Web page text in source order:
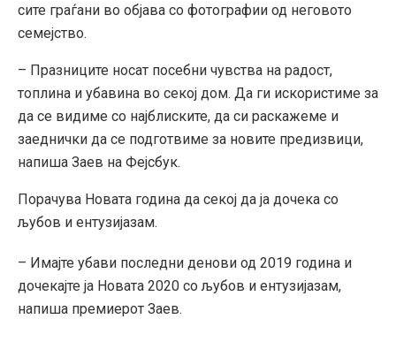
сите граѓани во објава со фотографии од неговото
семејство.
– Празниците носат посебни чувства на радост,
топлина и убавина во секој дом. Да ги искористиме за
да се видиме со најблиските, да си раскажеме и
заеднички да се подготвиме за новите предизвици,
напиша Заев на Фејсбук.
Порачува Новата година да секој да ја дочека со
љубов и ентузијазам.
– Имајте убави последни денови од 2019 година и
дочекајте ја Новата 2020 со љубов и ентузијазам,
напиша премиерот Заев.